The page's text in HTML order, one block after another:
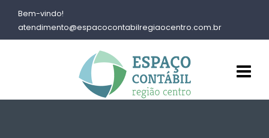
Bem-vindo!
atendimento@espacocontabilregiaocentro.com.br